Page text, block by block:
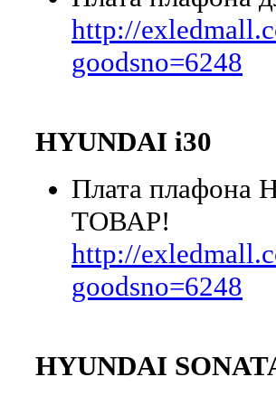
http://
goodsno=6248
HYUNDAI i30
Плата плафона
ТОВАР!
http://
goodsno=6248
HYUNDAI